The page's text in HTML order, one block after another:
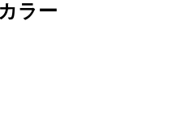
ラー